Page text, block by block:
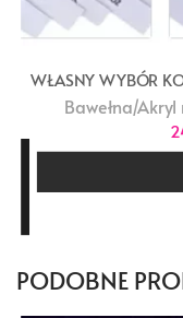
WŁASNY WYBÓR
Bawełna/
PODOBNE